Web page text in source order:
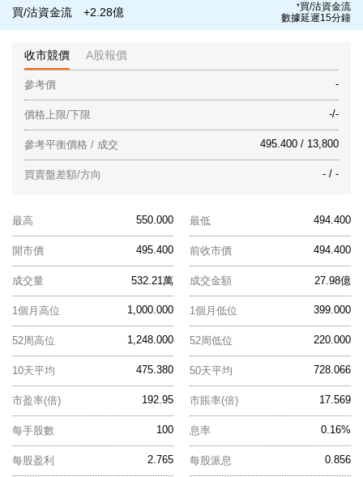
買/沽資金流 +2.28億 *買/沽資金流
數據延遲15分鐘
收市競價 A股報價
-
參考價
-/-
價格上限/下限
495.400 / 13,800
參考平衡價格 / 成交
- / -
買賣盤差額/方向
550.000
最高 494.400
最低
495.400
開市價 494.400
前收市價
532.21萬
成交量 27.98億
成交金額
1,000.000
1個月高位 399.000
1個月低位
1,248.000
52周高位 220.000
52周低位
475.380
10天平均 728.066
50天平均
192.95
市盈率(倍) 17.569
市賬率(倍)
100
每手股數 0.16%
息率
2.765
每股盈利 0.856
每股派息